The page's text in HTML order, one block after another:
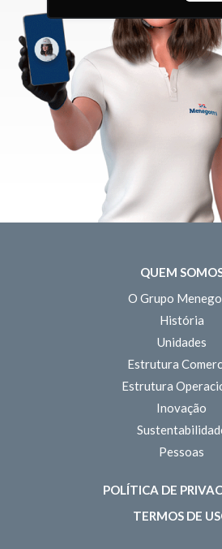
QUEM
O Grupo
História
Unidades
Estrutura
Estrutura
Inovação
Pessoas
POLÍTICA DE
TERMOS DE